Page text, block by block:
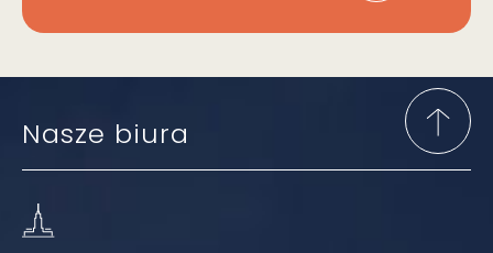
Nasze biura